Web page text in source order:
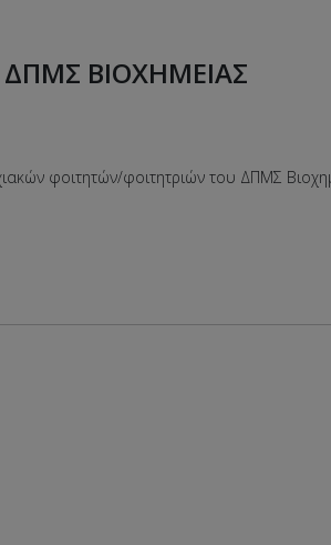
ΒΙΟΧΗΜΕΙΑΣ
φοιτητών/φοιτητριών του ΔΠΜΣ